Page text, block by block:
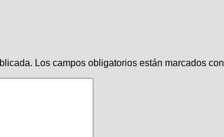
Los campos obligatorios están marcados con